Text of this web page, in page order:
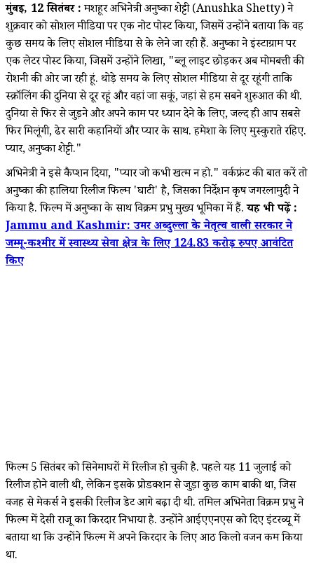
मुंबई, 12 सितंबर :मशहूर अभिनेत्री अनुष्का शेट्टी (Anushka Shetty) ने
शुक्रवार को सोशल मीडिया पर एक नोट पोस्ट किया, जिसमें उन्होंने बताया कि वह
कुछ समय के लिए सोशल मीडिया से ब्रेक लेने जा रही हैं. अनुष्का ने इंस्टाग्राम पर
एक लेटर पोस्ट किया, जिसमें उन्होंने लिखा, "ब्लू लाइट छोड़कर अब मोमबत्ती की
रोशनी की ओर जा रही हूं. थोड़े समय के लिए सोशल मीडिया से दूर रहूंगी ताकि
स्क्रॉलिंग की दुनिया से दूर रहूं और वहां जा सकूं, जहां से हम सबने शुरुआत की थी.
दुनिया से फिर से जुड़ने और अपने काम पर ध्यान देने के लिए, जल्द ही आप सबसे
फिर मिलूंगी, ढेर सारी कहानियों और प्यार के साथ. हमेशा के लिए मुस्कुराते रहिए.
प्यार, अनुष्का शेट्टी."
अभिनेत्री ने इसे कैप्शन दिया, "प्यार जो कभी खत्म न हो." वर्कफ्रंट की बात करें तो
अनुष्का की हालिया रिलीज फिल्म 'घाटी' है, जिसका निर्देशन कृष जगरलामुदी ने
किया है. फिल्म में अनुष्का के साथ विक्रम प्रभु मुख्य भूमिका में हैं.यह भी पढ़ें :
Jammu and Kashmir: उमर अब्दुल्ला के नेतृत्व वाली सरकार ने
जम्मू-कश्मीर में स्वास्थ्य सेवा क्षेत्र के लिए 124.83 करोड़ रुपए आवंटित
किए
फिल्म 5 सितंबर को सिनेमाघरों में रिलीज हो चुकी है. पहले यह 11 जुलाई को
रिलीज होने वाली थी, लेकिन इसके प्रोडक्शन से जुड़ा कुछ काम बाकी था, जिस
वजह से मेकर्स ने इसकी रिलीज डेट आगे बढ़ा दी थी. तमिल अभिनेता विक्रम प्रभु ने
फिल्म में देसी राजू का किरदार निभाया है. उन्होंने आईएएनएस को दिए इंटरव्यू में
बताया था कि उन्होंने फिल्म में अपने किरदार के लिए आठ किलो वजन कम किया
था.